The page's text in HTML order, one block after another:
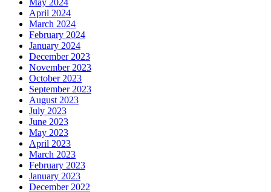
May 2024
April 2024
March 2024
February 2024
January 2024
December 2023
November 2023
October 2023
September 2023
August 2023
July 2023
June 2023
May 2023
April 2023
March 2023
February 2023
January 2023
December 2022